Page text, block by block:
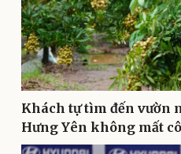
Nam khoa
Làm đẹp - giảm cân
Phòng mạch online
Ăn sạch sống khỏe
Khách tự tìm đến vườn
Hưng Yên không mất